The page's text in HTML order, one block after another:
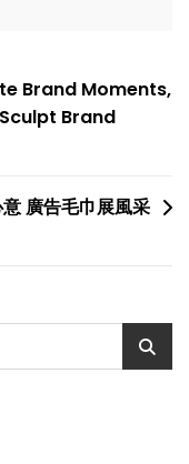
Brand Moments,
Brand
廣告毛巾展風采